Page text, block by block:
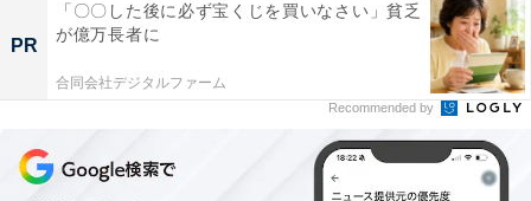
1位：別府温泉／134票
1位に輝いたのは、源泉数・湧出量ともに日本一を誇る
「おんせん県おおいた」の象徴、「別府温泉」でした。
別府のクリスマスといえば、12月に開催される「べっぷ
クリスマスファンタジア」が有名で、温泉街全体を魔法
PR
「〇〇した後に必ず宝くじを買いなさい」貧乏
が億万長者に
合同会社デジタルファーム
Recommended by